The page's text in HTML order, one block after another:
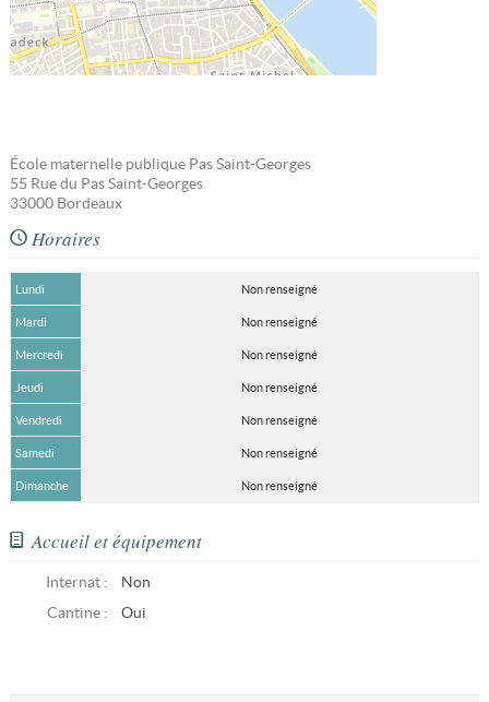
École maternelle publique Pas Saint-Georges
55 Rue du Pas Saint-Georges
33000 Bordeaux
Horaires
Lundi Non renseigné
Mardi Non renseigné
Mercredi Non renseigné
Jeudi Non renseigné
Vendredi Non renseigné
Samedi Non renseigné
Dimanche Non renseigné
Accueil et équipement
Internat :
Non
Cantine :
Oui